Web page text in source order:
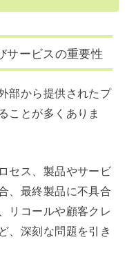
サービスの重要性
部から提供されたプ
ことが多くありま
セス、製品やサービ
、最終製品に不具合
リコールや顧客クレ
、深刻な問題を引き